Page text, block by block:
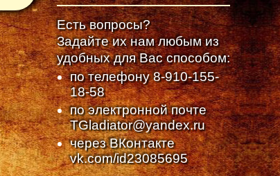
Есть вопросы?
Задайте их нам любым из
удобных для Вас способом:
по телефону8-910-155-
18-58
по электронной почте
TGladiator@yandex.ru
через ВКонтакте
vk.com/id23085695